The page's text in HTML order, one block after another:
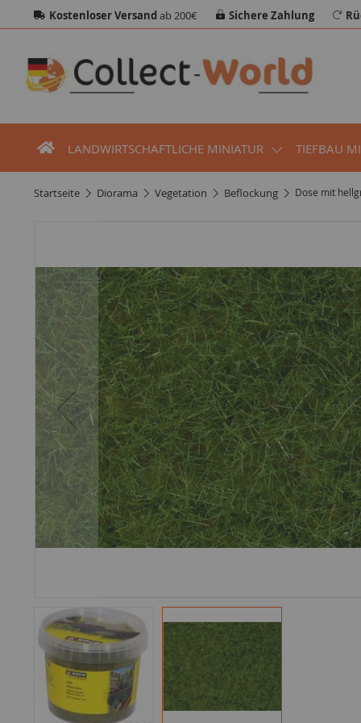
Kostenloser Versandab 200€ Sichere Zahlung
LANDWIRTSCHAFTLICHE MINIATUR TIEFBAU
startseite diorama vegetation beflockung Dose mit